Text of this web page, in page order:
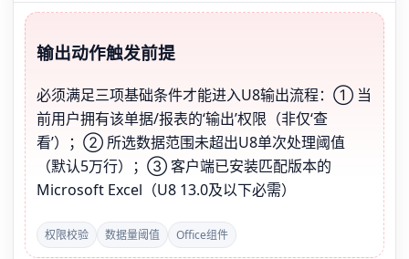
输出动作触发前提
必须满足三项基础条件才能进入U8输出流程：① 当
前用户拥有该单据/报表的‘输出’权限（非仅‘查
看’）；② 所选数据范围未超出U8单次处理阈值
（默认5万行）；③ 客户端已安装匹配版本的
Microsoft Excel（U8 13.0及以下必需）
权限校验 数据量阈值 Office组件